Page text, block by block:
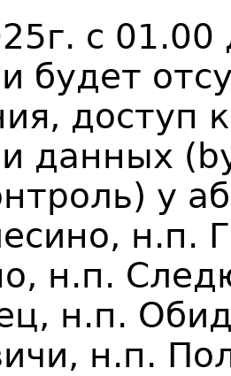
с 01.00
будет
доступ
данных
у
н.п.
н.п.
н.п.
н.п.